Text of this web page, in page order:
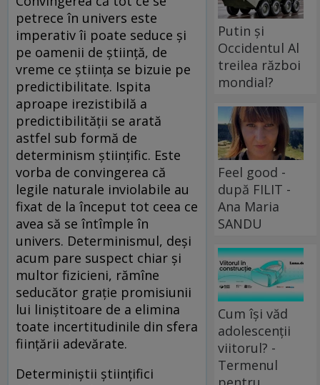
petrece în univers este
imperativ îi poate seduce și
pe oamenii de știință, de
vreme ce știința se bizuie pe
predictibilitate. Ispita
aproape irezistibilă a
predictibilității se arată
astfel sub formă de
determinism științific. Este
vorba de convingerea că
legile naturale inviolabile au
fixat de la început tot ceea ce
avea să se întîmple în
univers. Determinismul, deși
acum pare suspect chiar și
multor fizicieni, rămîne
seducător grație promisiunii
lui liniștitoare de a elimina
toate incertitudinile din sfera
ființării adevărate.
Determiniștii științifici
Putin și
Occidentul Al
treilea război
mondial?
Feel good -
după FILIT -
Ana Maria
SANDU
Cum își văd
adolescenții
viitorul? -
Termenul